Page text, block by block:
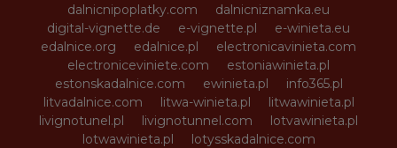
dalnicnipoplatky.com
dalnicniznamka.eu
digital-vignette.de
e-vignette.pl
e-winieta.eu
edalnice.org
edalnice.pl
electronicavinieta.com
electroniceviniete.com
estoniawinieta.pl
estonskadalnice.com
ewinieta.pl
info365.pl
litvadalnice.com
litwa-winieta.pl
litwawinieta.pl
livignotunel.pl
livignotunnel.com
lotvawinieta.pl
lotwawinieta.pl
lotysskadalnice.com